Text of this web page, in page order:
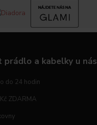
prádlo a kabelky u nás
do 24 hodin
ZDARMA